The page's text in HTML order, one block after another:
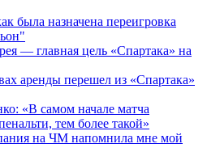
была назначена переигровка
— главная цель «Спартака» на
аренды перешел из «Спартака»
«В самом начале матча
тем более такой»
на ЧМ напомнила мне мой